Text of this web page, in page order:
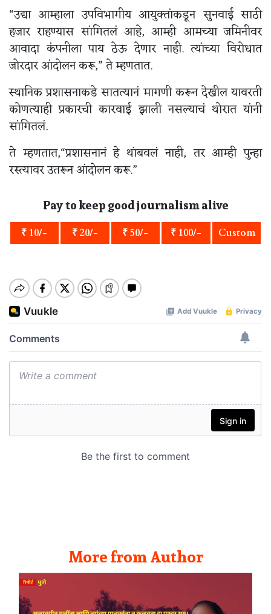
“उद्या आम्हाला उपविभागीय आयुक्तांकडून सुनवाई साठी
हजार राहण्यास सांगितलं आहे, आम्ही आमच्या जमिनीवर
आवादा कंपनीला पाय ठेऊ देणार नाही. त्यांच्या विरोधात
जोरदार आंदोलन करू,” ते म्हणतात.
स्थानिक प्रशासनाकडे सातत्यानं मागणी करून देखील यावरती
कोणत्याही प्रकारची कारवाई झाली नसल्याचं थोरात यांनी
सांगितलं.
ते म्हणतात,“प्रशासनानं हे थांबवलं नाही, तर आम्ही पुन्हा
रस्त्यावर उतरून आंदोलन करू.”
Pay to keep good journalism alive
₹ 10/- ₹ 20/- ₹ 50/- ₹ 100/- Custom
More from Author